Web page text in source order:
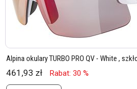
Alpina okulary TURBO PRO QV - White ,
461,93 zł Rabat: 30 %